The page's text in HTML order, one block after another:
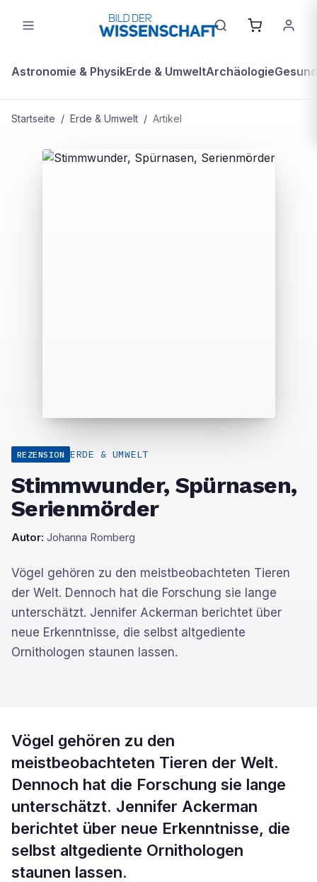
Astronomie & PhysikErde & UmweltArchäologie
Startseite / Erde & Umwelt / Artikel
REZENSION ERDE & UMWELT
Stimmwunder, Spürnasen,
Serienmörder
Autor: Johanna Romberg
Vögel gehören zu den meistbeobachteten Tieren
der Welt. Dennoch hat die Forschung sie lange
unterschätzt. Jennifer Ackerman berichtet über
neue Erkenntnisse, die selbst altgediente
Ornithologen staunen lassen.
Vögel gehören zu den
meistbeobachteten Tieren der Welt.
Dennoch hat die Forschung sie lange
unterschätzt. Jennifer Ackerman
berichtet über neue Erkenntnisse, die
selbst altgediente Ornithologen
staunen lassen.